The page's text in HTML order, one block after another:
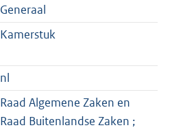
Generaal
Kamerstuk
nl
Raad Algemene Zaken en
Raad Buitenlandse Zaken ;